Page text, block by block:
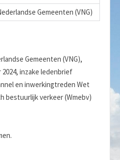
Gemeenten (VNG)
Gemeenten (VNG),
inzake ledenbrief
en inwerkingtreden Wet
bestuurlijk verkeer (Wmebv)